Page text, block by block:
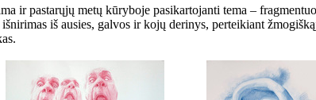
ir pastarųjų metų kūryboje pasikartojanti tema –
iš ausies, galvos ir kojų derinys, perteikiant